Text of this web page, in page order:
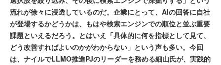
流れが徐々に浸透しているのだ。企業にとって、AIの回答に自社
が登場するかどうかは、もはや検索エンジンでの順位と並ぶ重要
課題といえるだろう。とはいえ「具体的に何を指標として見て、
どう改善すればよいのかがわからない」という声も多い。今回
は、ナイルでLLMO推進PJのリーダーを務める細山氏が、実践的